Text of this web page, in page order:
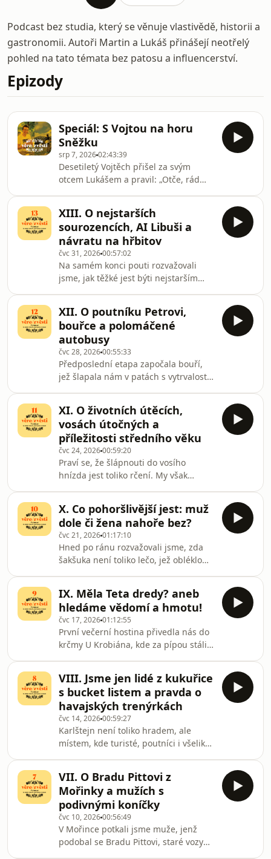
Podcast bez studia, který se věnuje vlastivědě, historii a
gastronomii. Autoři Martin a Lukáš přinášejí neotřelý
pohled na tato témata bez patosu a influencerství.
Epizody
Speciál: S Vojtou na horu
Sněžku
srp 7, 202602:43:39
Desetiletý Vojtěch přišel za svým
otcem Lukášem a pravil: „Otče, rád
mezi Věrozvěsty.“A otec neodmítl.
Zaplesal.Vyšli tedy společně na horu
nejvyšší. Ne jako poutníci hledající cíl,
ale jako otec a syn hledající jeden
druhého. Cestou vzhůru i dolů
rozmlouvali o věcech malých i velkých,
veselých i vážných. O tom, na co v
každod
XIII. O nejstarších
sourozencích, AI Libuši a
návratu na hřbitov
čvc 31, 202600:57:02
Na samém konci pouti rozvažovali
jsme, jak těžké jest býti nejstarším
věštba v Novém Yorku stojí pět dolarů,
kolik grošů by za ni žádali Jolanda s
Plamínkem a zda větší užitek přinese
pedikúra, manikúra či poctivá
věštbička.Poněvadž kněžna Libuše
byla zaneprázdněna osudem celé
země české, požádali jsme inteligenci
umělou, aby pr
XII. O poutníku Petrovi,
bouřce a polomáčené
autobusy
čvc 28, 202600:55:33
Předposlední etapa započala bouří,
jež šlapala nám v patách s vytrvalostí
českou krajinou, ale též vzpomínkami
na Ugandu, Balkán, Olomouc i vše
mezi tím. Okysličili jsme krev, jediným
hovorem přešli z Ugandy do Družce a
shledali, že každý kraj má vlastní
barvu. Té pražsko-středočeské prý říká
se polomáčená.A cestou přeli jsm
XI. O životních útěcích,
vosách útočných a
příležitosti středního věku
čvc 24, 202600:59:20
Praví se, že šlápnouti do vosího
hnízda jest toliko rčení. My však
cedule na stromě otevřela příběh
větší než leckterá kronika a přivedla
nás k rozpravě o tom, proč člověk čas
od času zatouží utéci. Z města. Z
práce. Ba i sám před sebou. Přemítali
jsme, zda nomádství není jen jiným
jménem pro odvahu opustiti pohodlí a
zda krize stř
X. Co pohoršlivější jest: muž
dole či žena nahoře bez?
čvc 21, 202601:17:10
Hned po ránu rozvažovali jsme, zda
šakšuka není toliko lečo, jež obléklo
floridskou klimatizací putovali jsme z
Berouna do Nižbora a opět poznali, že
ve dvou lépe táhne se batoh, cesta i
celý život. Přeli jsme se, co učiniti,
potká-li poutník medvěda. Utíkati?
Křičeti? Či nabídnouti mu poslech
Věrozvěstů? A nakonec otevřeli jsme
otáz
IX. Měla Teta dredy? aneb
hledáme vědomí a hmotu!
čvc 17, 202601:12:55
První večerní hostina přivedla nás do
krčmy U Krobiána, kde za pípou stáli
boku.Otázky víry rozlézaly se mezi
námi jako pavouk při mistrovství
světa. Co bylo dříve? Vědomí, či
hmota? Slepice, či vejce? A lze věřiti
tomu, co žádným přístrojem změřiti
nelze?Pak padla otázka největší ze
všech. Nosila snad Teta dredy? A byly
opra
VIII. Jsme jen lidé z kukuřice
s bucket listem a pravda o
havajských trenýrkách
čvc 14, 202600:59:27
Karlštejn není toliko hradem, ale
místem, kde turisté, poutníci i všeliká
světce z kukuřice stvořeného, popili
kávy hodné holešovického standardu
a nalezli šumperskou Pikolu tam, kde
bychom ji hledali nejméně.Nevydali
jsme se do věží jako obyčejní
návštěvníci, nýbrž do lesních hlubin
VII. O Bradu Pittovi z
Mořinky a mužích s
podivnými koníčky
čvc 10, 202600:56:49
V Mořince potkali jsme muže, jenž
podobal se Bradu Pittovi, staré vozy